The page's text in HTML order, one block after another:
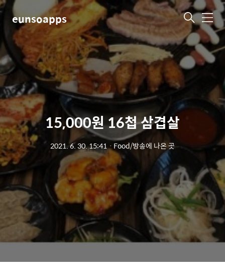
eunsoapps 메
뉴
15,000원 16첩 삼겹살
2021. 6. 30. 15:41ㆍ Food/방송에 나온 곳